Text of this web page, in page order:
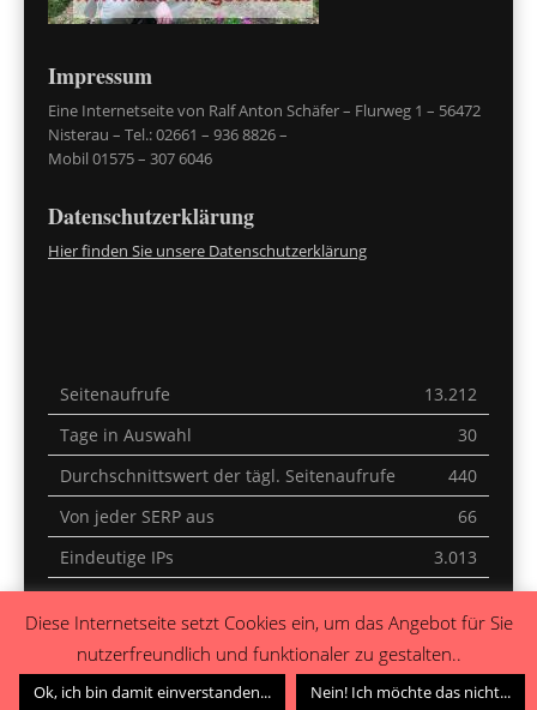
Impressum
Eine Internetseite von Ralf Anton Schäfer – Flurweg 1 – 56472
Nisterau – Tel.: 02661 – 936 8826 –
Mobil 01575 – 307 6046
Datenschutzerklärung
Hier finden Sie unsere Datenschutzerklärung
Seitenaufrufe
13.212
Tage in Auswahl
30
Durchschnittswert der tägl. Seitenaufrufe
440
Von jeder SERP aus
66
Eindeutige IPs
3.013
Letzte 30 Minuten
1
Gestern
0
Diese Internetseite setzt Cookies ein, um das Angebot für Sie
nutzerfreundlich und funktionaler zu gestalten..
Ok, ich bin damit einverstanden... Nein! Ich möchte das nicht...